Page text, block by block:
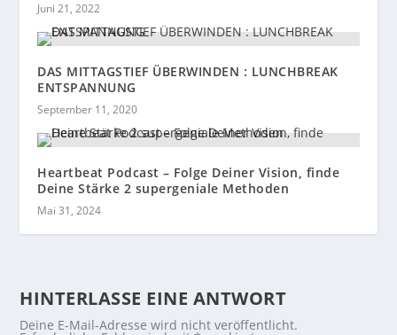
Juni 21, 2022
DAS MITTAGSTIEF ÜBERWINDEN : LUNCHBREAK
ENTSPANNUNG
September 11, 2020
Heartbeat Podcast – Folge Deiner Vision, finde
Deine Stärke 2 supergeniale Methoden
Mai 31, 2024
HINTERLASSE EINE ANTWORT
Deine E-Mail-Adresse wird nicht veröffentlicht.